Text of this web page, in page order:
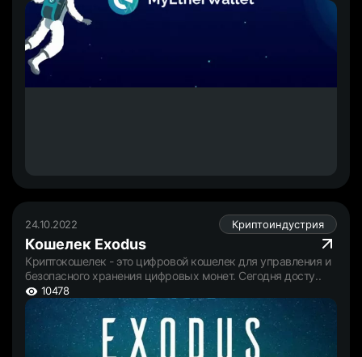
24.10.2022 Криптоиндустрия
Кошелек Exodus
Криптокошелек - это цифровой кошелек для управления и
безопасного хранения цифровых монет. Сегодня досту..
10478